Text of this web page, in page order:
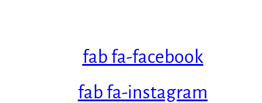
fab fa-facebook
fab fa-instagram